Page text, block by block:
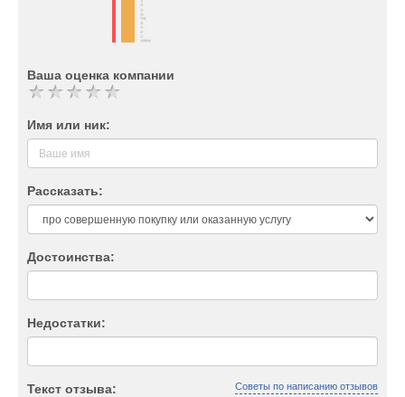
Ваша оценка компании
Имя или ник:
Рассказать:
Достоинства:
Недостатки:
Текст отзыва: Советы по написанию отзывов